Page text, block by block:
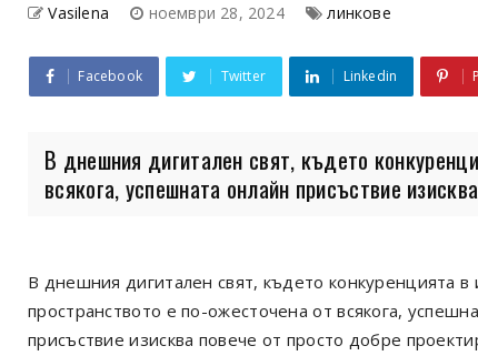
Vasilena ноември 28, 2024 линкове
Facebook Twitter Linkedin
В днешния дигитален свят, където
всякога, успешната онлайн присъствие
В днешния дигитален свят, където конкуренцията в
пространството е по-ожесточена от всякога,
присъствие изисква повече от просто добре